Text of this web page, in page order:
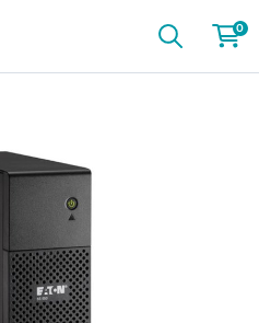
0